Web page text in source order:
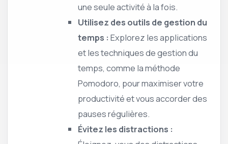
une seule activité à la fois.
Utilisez des outils de gestion du
temps : Explorez les applications
et les techniques de gestion du
temps, comme la méthode
Pomodoro, pour maximiser votre
productivité et vous accorder des
pauses régulières.
Évitez les distractions :